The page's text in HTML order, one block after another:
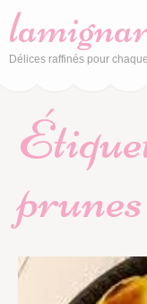
Délices raffinés pour